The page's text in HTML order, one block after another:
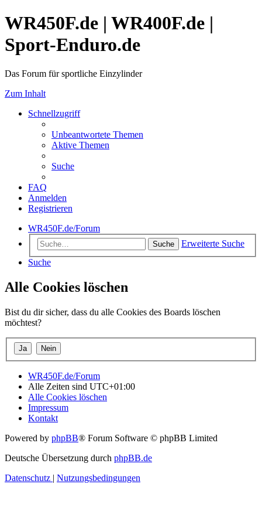
WR450F.de | WR400F.de |
Sport-Enduro.de
Das Forum für sportliche Einzylinder
Zum Inhalt
Schnellzugriff
Unbeantwortete Themen
Aktive Themen
Suche
FAQ
Anmelden
Registrieren
WR450F.de/Forum
Suche
Erweiterte Suche
Suche
Alle Cookies löschen
Bist du dir sicher, dass du alle Cookies des Boards löschen
möchtest?
WR450F.de/Forum
Alle Zeiten sind UTC+01:00
Alle Cookies löschen
Impressum
Kontakt
Powered by phpBB® Forum Software © phpBB Limited
Deutsche Übersetzung durch phpBB.de
Datenschutz | Nutzungsbedingungen